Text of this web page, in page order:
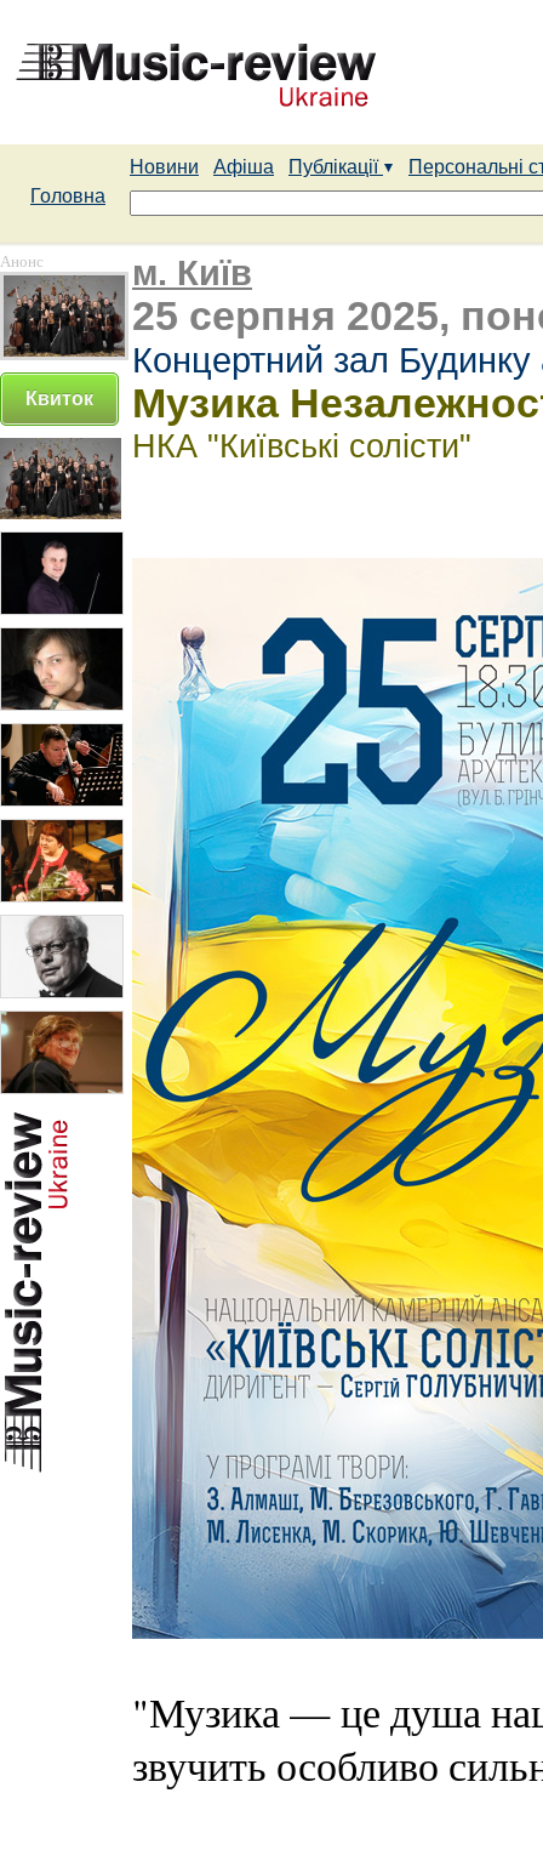
Новини Афіша Публікації
Персональні
Головна
Анонс
Квиток
м. Київ
25 серпня 2025,
Концертний зал Будинку
Музика
НКА "Київські солісти"
"Музика — це душа
звучить особливо